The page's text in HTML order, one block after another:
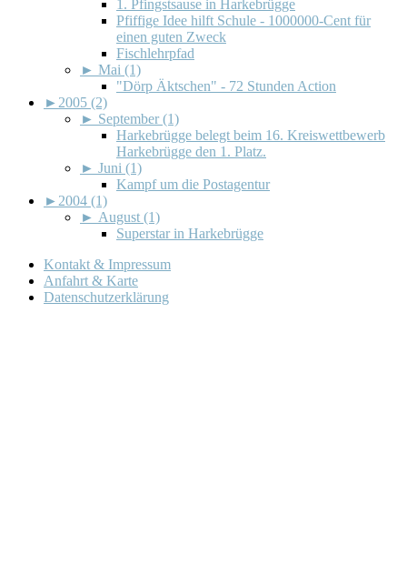
1. Pfingstsause in Harkebrügge
Pfiffige Idee hilft Schule - 1000000-Cent für
einen guten Zweck
Fischlehrpfad
► Mai (1)
"Dörp Äktschen" - 72 Stunden Action
► 2005 (2)
► September (1)
Harkebrügge belegt beim 16. Kreiswettbewerb
Harkebrügge den 1. Platz.
► Juni (1)
Kampf um die Postagentur
► 2004 (1)
► August (1)
Superstar in Harkebrügge
Kontakt & Impressum
Anfahrt & Karte
Datenschutzerklärung